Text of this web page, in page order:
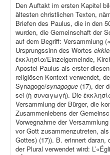
Den Auftakt im ersten Kapitel
ältesten christlichen Texten,
Briefen des Paulus, die in den
wurden, die Gemeinschaft der
auf dem Begriff: Versammlung (
Ursprungssinn des Wortes
ἐκκλησία/Einzelgemeinde,
Apostel Paulus als erster
religiösen Kontext verwendet,
Synagoge/synagogue (17), der
sei (ἡ συναγωγή). Die
Versammlung der Bürger, die
Zusammenlebens der
Vorwegnahme der
vor Gott zusammenzutreten,
Gottes) (17)). B. erinnert
der Plural verwendet wird: